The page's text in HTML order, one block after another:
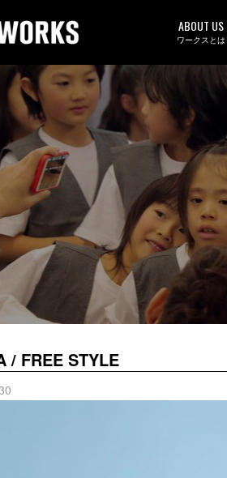
ABOUT US
ワークスとは
/ FREE STYLE